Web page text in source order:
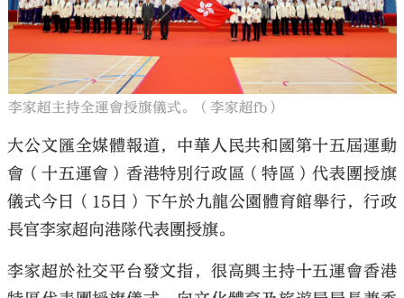
大公文匯
李家超主持全運會授旗儀式。（李家超fb）
大公文匯全媒體報道，中華人民共和國第十五屆運動
會（十五運會）香港特別行政區（特區）代表團授旗
儀式今日（15日）下午於九龍公園體育館舉行，行政
長官李家超向港隊代表團授旗。
李家超於社交平台發文指，很高興主持十五運會香港